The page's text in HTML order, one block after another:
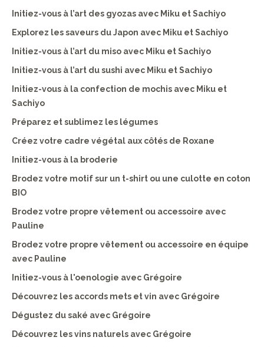
Initiez-vous à l’art des gyozas avec Miku et Sachiyo
Explorez les saveurs du Japon avec Miku et Sachiyo
Initiez-vous à l’art du miso avec Miku et Sachiyo
Initiez-vous à l’art du sushi avec Miku et Sachiyo
Initiez-vous à la confection de mochis avec Miku et
Sachiyo
Préparez et sublimez les légumes
Créez votre cadre végétal aux côtés de Roxane
Initiez-vous à la broderie
Brodez votre motif sur un t-shirt ou une culotte en coton
BIO
Brodez votre propre vêtement ou accessoire avec
Pauline
Brodez votre propre vêtement ou accessoire en équipe
avec Pauline
Initiez-vous à l'oenologie avec Grégoire
Découvrez les accords mets et vin avec Grégoire
Dégustez du saké avec Grégoire
Découvrez les vins naturels avec Grégoire